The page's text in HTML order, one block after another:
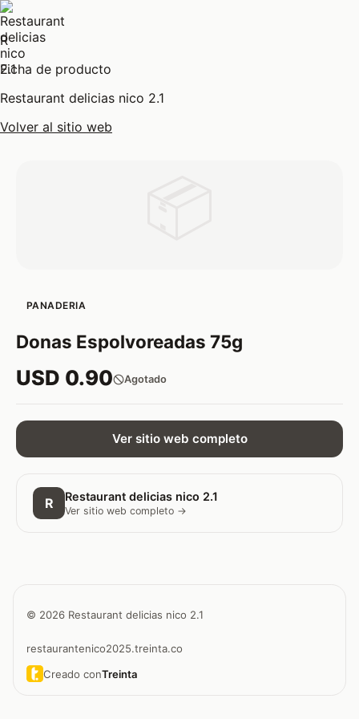
R
Ficha de producto
Restaurant delicias nico 2.1
Volver al sitio web
PANADERIA
Donas Espolvoreadas 75g
USD 0.90 Agotado
Ver sitio web completo
R Restaurant delicias nico 2.1
Ver sitio web completo →
© 2026 Restaurant delicias nico 2.1
restaurantenico2025.treinta.co
Creado conTreinta